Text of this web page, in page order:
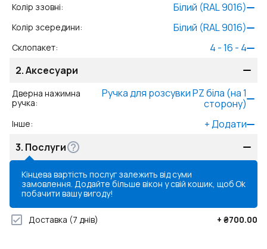
Колір ззовні: Білий (RAL 9016)
Колір зсередини: Білий (RAL 9016)
Склопакет:
4 - 16 - 4
2.Аксесуари
Дверна нажимна
ручка:
Ручкa для розсувки PZ біла (на 1
сторону)
Інше: +Додати
3. Послуги
Кінцева вартість послуг залежить від суми
замовлення. Додайте більше вікон у свій кошик, щоб
побачити вашу вигоду!
Ok
Доставка (7 днів) + ₴700.00